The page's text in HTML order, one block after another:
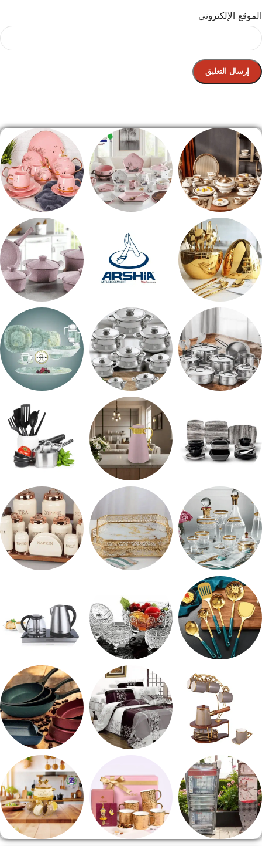
الموقع الإلكتروني
طقم سفره شاي بالجاتوه
ARSHiA حلل جرانيت
حلل المونيا
طقم ميلامين ترمس شاي رفايع المطبخ
شربات وكاسات
طقم خشاف ادوات كهربائية
طقم قهوه وشاي مقلايه وطاجن